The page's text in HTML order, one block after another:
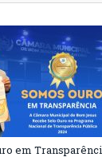
em